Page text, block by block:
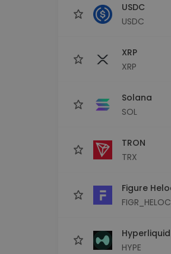
USDC
USDC
XRP
XRP
Solana
SOL
TRON
TRX
Figure
FIGR_HELOC
Hyperliquid
HYPE